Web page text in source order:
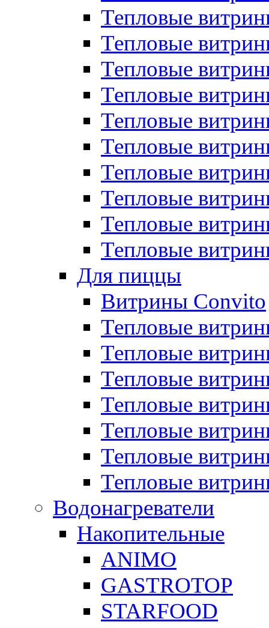
Тепловые
Тепловые
Тепловые
Тепловые
Тепловые
Тепловые
Тепловые
Тепловые
Тепловые
Тепловые
Для пиццы
Витрины Convito
Тепловые
Тепловые
Тепловые
Тепловые
Тепловые
Тепловые
Тепловые
Водонагреватели
Накопительные
ANIMO
GASTROTOP
STARFOOD